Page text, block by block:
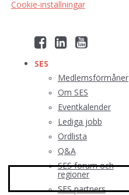
Cookie-inställningar
SES
Medlemsförmåner
Om SES
Eventkalender
Lediga jobb
Ordlista
Q&A
SES forum och
regioner
SES partners